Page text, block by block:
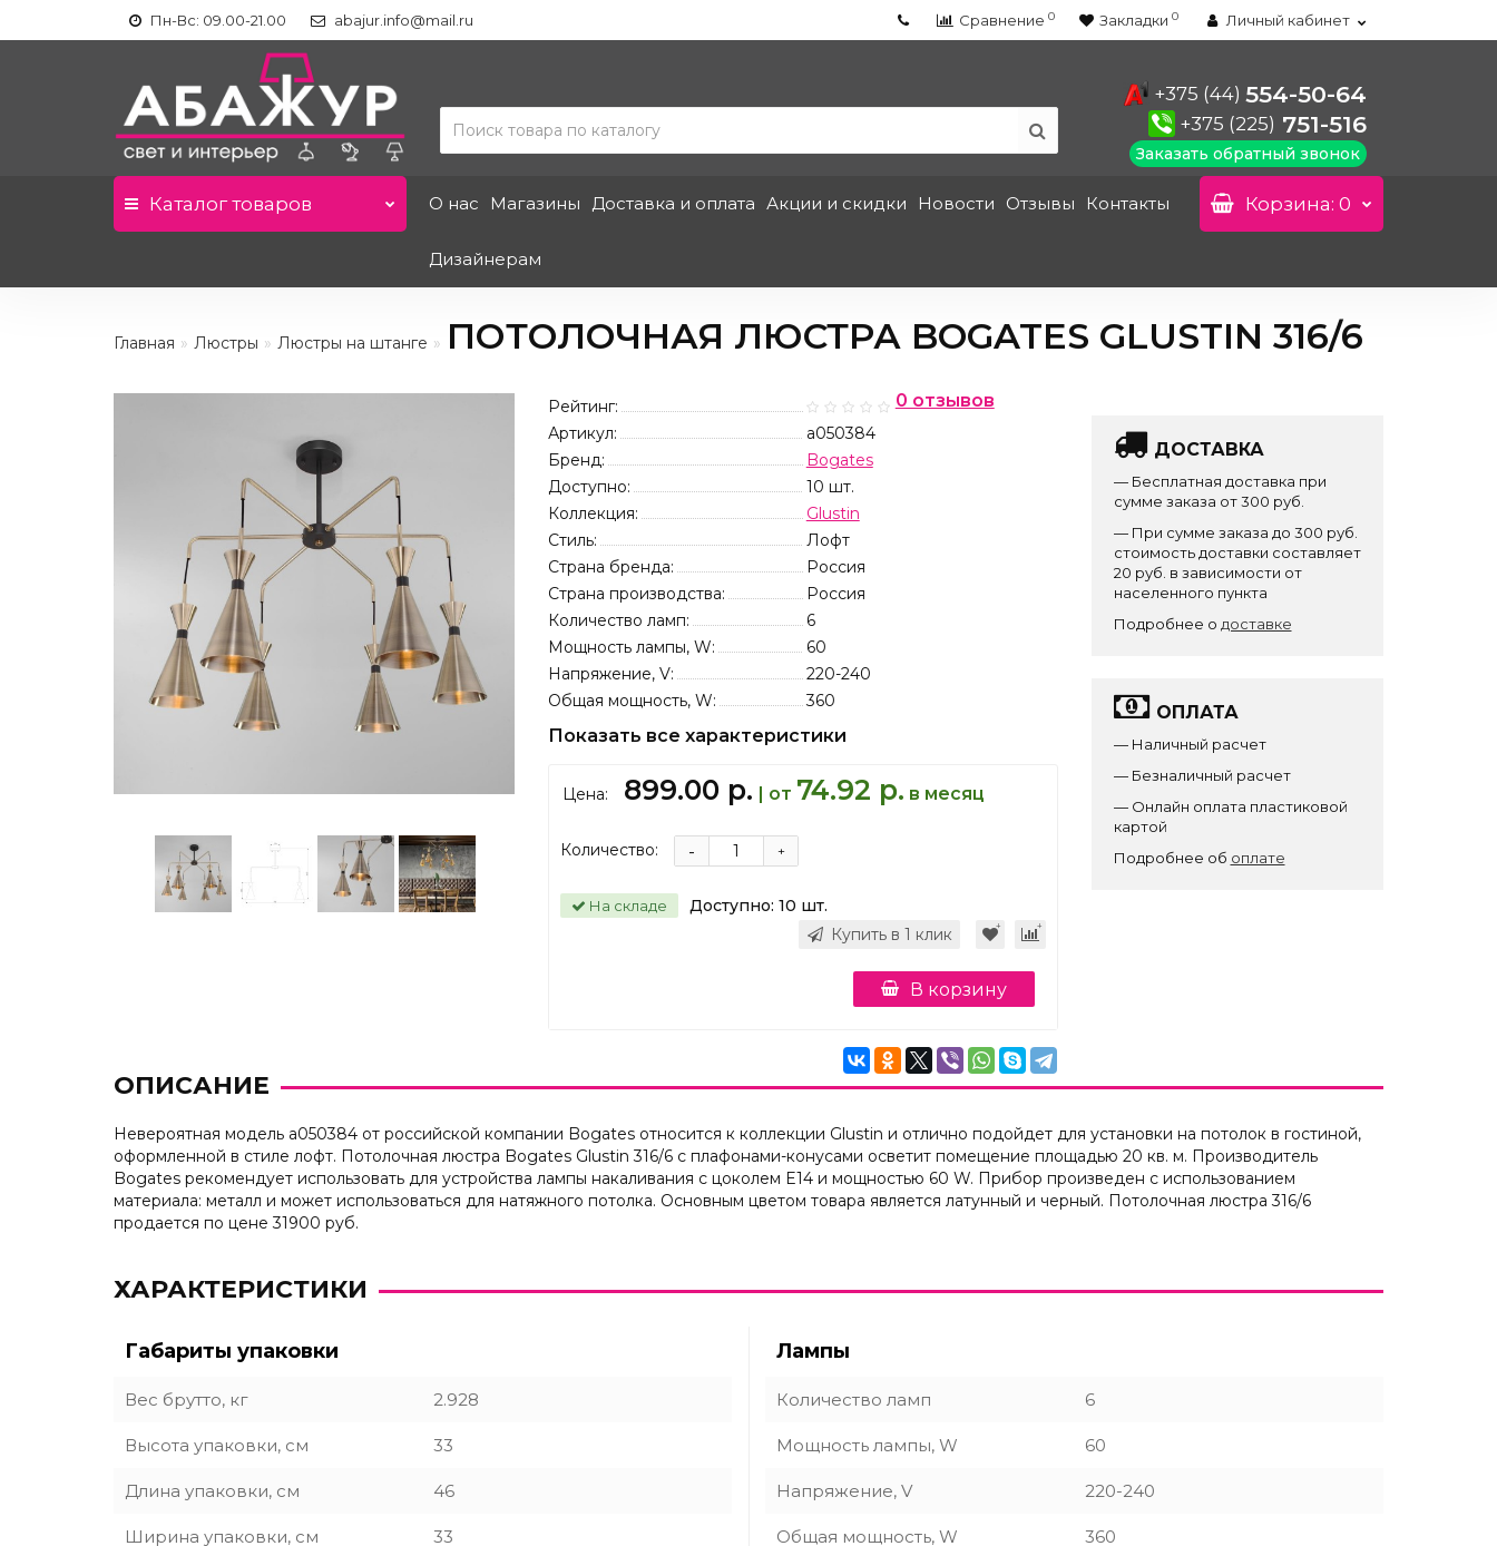
Пн-Вс: 09.00-21.00 abajur.info@mail.ru Сравнение 0 Закладки 0 Личный кабинет
+375 (44) 554-50-64
+375 (225) 751-516
Заказать обратный звонок
Каталогтоваров О нас Магазины Доставка и оплата Акции и скидки Новости Отзывы Контакты
Дизайнерам
Корзина: 0
Главная Люстры Люстры на штанге ПОТОЛОЧНАЯ ЛЮСТРА BOGATES GLUSTIN 316/6
Рейтинг: 0 отзывов
Артикул:
a050384
Бренд:
Bogates
Доступно:
10 шт.
Коллекция:
Glustin
Стиль:
Лофт
Страна бренда:
Россия
Страна производства:
Россия
Количество ламп:
6
Мощность лампы, W:
60
Напряжение, V:
220-240
Общая мощность, W:
360
Показать все характеристики
Цена: 899.00 р. | от 74.92 р. в месяц
Количество: +
-
На складе Доступно: 10 шт.
Купить в 1 клик
В корзину
ДОСТАВКА
— Бесплатная доставка при
сумме заказа от 300 руб.
— При сумме заказа до 300 руб.
стоимость доставки составляет
20 руб. в зависимости от
населенного пункта
Подробнее о доставке
ОПЛАТА
— Наличный расчет
— Безналичный расчет
— Онлайн оплата пластиковой
картой
Подробнее об оплате
ОПИСАНИЕ
Невероятная модель a050384 от российской компании Bogates относится к коллекции Glustin и отлично подойдет для установки на потолок в гостиной,
оформленной в стиле лофт. Потолочная люстра Bogates Glustin 316/6 с плафонами-конусами осветит помещение площадью 20 кв. м. Производитель
Bogates рекомендует использовать для устройства лампы накаливания с цоколем E14 и мощностью 60 W. Прибор произведен с использованием
материала: металл и может использоваться для натяжного потолка. Основным цветом товара является латунный и черный. Потолочная люстра 316/6
продается по цене 31900 руб.
ХАРАКТЕРИСТИКИ
Габариты упаковки
Вес брутто, кг 2.928
Высота упаковки, см 33
Длина упаковки, см 46
Ширина упаковки, см 33
Лампы
Количество ламп 6
Мощность лампы, W 60
Напряжение, V 220-240
Общая мощность, W 360